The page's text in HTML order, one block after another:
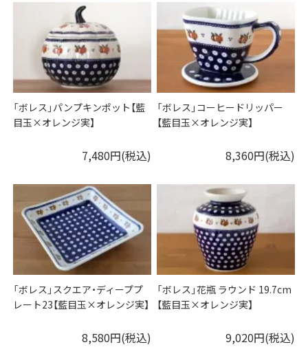
「ボレス」パンプキンポット【藍
目玉×オレンジ実】
7,480円(税込)
「ボレス」コーヒードリッパー
【藍目玉×オレンジ実】
8,360円(税込)
「ボレス」スクエア・ディーププ
レート23【藍目玉×オレンジ実】
8,580円(税込)
「ボレス」花瓶 ラウンド 19.7cm
【藍目玉×オレンジ実】
9,020円(税込)